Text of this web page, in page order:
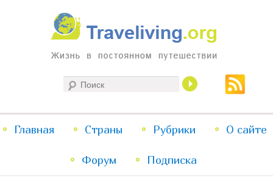
Traveliving
Жизнь в постоянном путешествии
меню
Перейти
к
Перейти
к
Главная Страны Рубрики О сайте
Форум Подписка